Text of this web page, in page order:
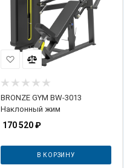
BRONZE GYM BW-3013
Наклонный жим
170 520₽
В КОРЗИНУ